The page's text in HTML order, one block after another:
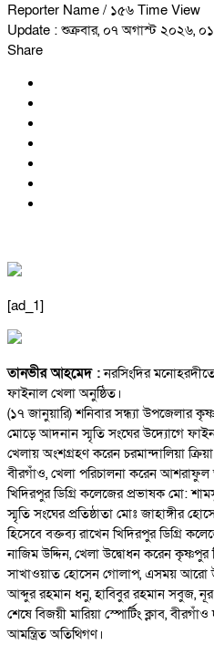
Reporter Name / ১৫৬ Time View
Update : শুক্রবার, ০৭ অগাস্ট ২০২৬,
Share
[ad_1]
তানভীর আহমেদ :নরসিংদির
ফাইনাল খেলা অনুষ্ঠিত।
(১৭ জানুয়ারি) শনিবার সন্ধ্যা উপজেলার
মোড়ে আদনান স্মৃতি সংঘের উদ্যোগে
খেলায় অংশগ্রহণ করেন চরমান্দালিয়া ক্রিয়া
বীরগাঁও, খেলা পরিচালনা করেন
খিদিরপুর ডিগ্রি কলেজের প্রভাষক মো:
স্মৃতি সংঘের প্রতিষ্ঠাতা মোঃ জাহাঙ্গীর
হিসেবে বক্তব্য রাখেন খিদিরপুর ডিগ্রি
নাজিম উদ্দিন, খেলা উদ্বোধন করেন
সাখাওয়াত হোসেন গোলাপ, এসময় আরো
আব্দুর রহমান ধনু, হাবিবুর রহমান সবুজ,
শেষে বিজয়ী মারিয়া স্পোর্টিং ক্লাব,
আমন্ত্রিত অতিথিগণ।